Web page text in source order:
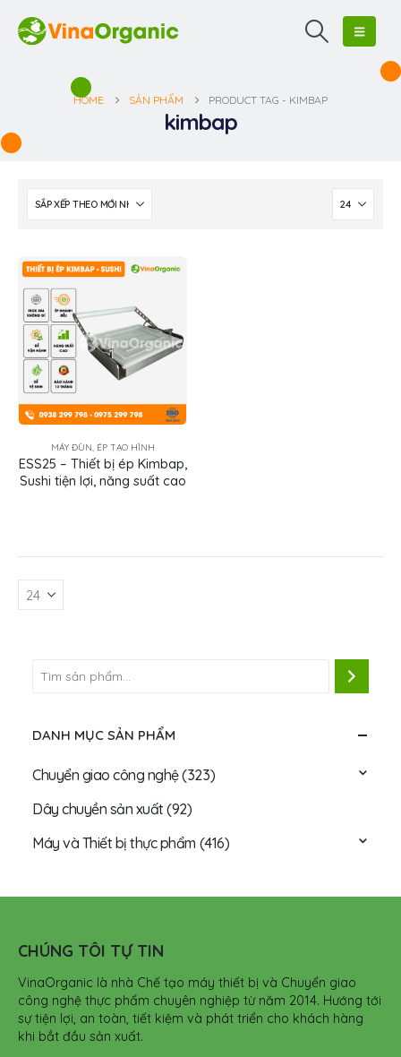
HOME SẢN PHẨM PRODUCT TAG - KIMBAP
kimbap
MÁY ĐÙN, ÉP TẠO HÌNH
ESS25 – Thiết bị ép Kimbap,
Sushi tiện lợi, năng suất cao
DANH MỤC SẢN PHẨM
Chuyển giao công nghệ(323)
Dây chuyền sản xuất(92)
Máy và Thiết bị thực phẩm (416)
CHÚNG TÔI TỰ TIN
VinaOrganic là nhà Chế tạo máy thiết bị và Chuyển giao
công nghệ thực phẩm chuyên nghiệp từ năm 2014. Hướng tới
sự tiện lợi, an toàn, tiết kiệm và phát triển cho khách hàng
khi bắt đầu sản xuất.